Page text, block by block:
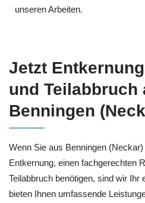
unseren Arbeiten.
Jetzt
und Teilabbruch
Benningen
Wenn Sie aus Benningen
Entkernung, einen fachgerechten
Teilabbruch benötigen, sind wir Ihr
bieten Ihnen umfassende